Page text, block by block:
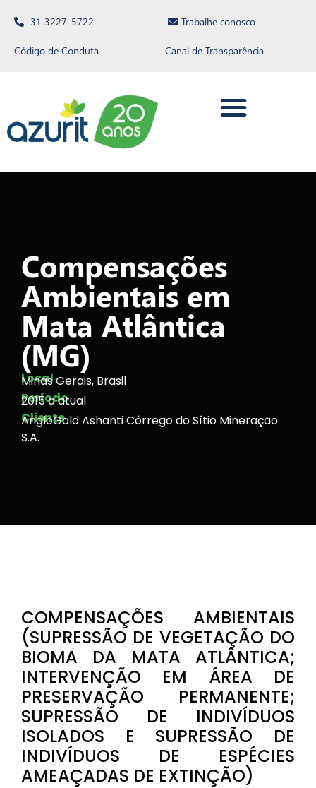
31 3227-5722 Trabalhe conosco
Código de Conduta Canal de Transparência
Compensações
Ambientais em
Mata Atlântica
(MG)
Local
Minas Gerais, Brasil
Período
2015 a atual
Cliente
AngloGold Ashanti Córrego do Sítio Mineração
S.A.
COMPENSAÇÕES AMBIENTAIS
(SUPRESSÃO DE VEGETAÇÃO DO
BIOMA DA MATA ATLÂNTICA;
INTERVENÇÃO EM ÁREA DE
PRESERVAÇÃO PERMANENTE;
SUPRESSÃO DE INDIVÍDUOS
ISOLADOS E SUPRESSÃO DE
INDIVÍDUOS DE ESPÉCIES
AMEAÇADAS DE EXTINÇÃO)